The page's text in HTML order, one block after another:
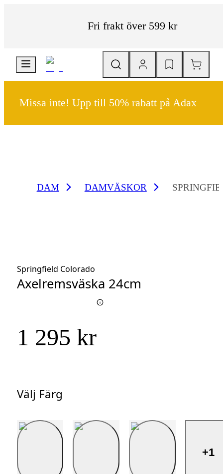
Fri frakt över 599 kr
Missa inte! Upp till 50% rabatt på Adax
DAM DAMVÄSKOR
Springfield Colorado
Axelremsväska 24cm
1 295 kr
Välj Färg
Välj Färg
+1